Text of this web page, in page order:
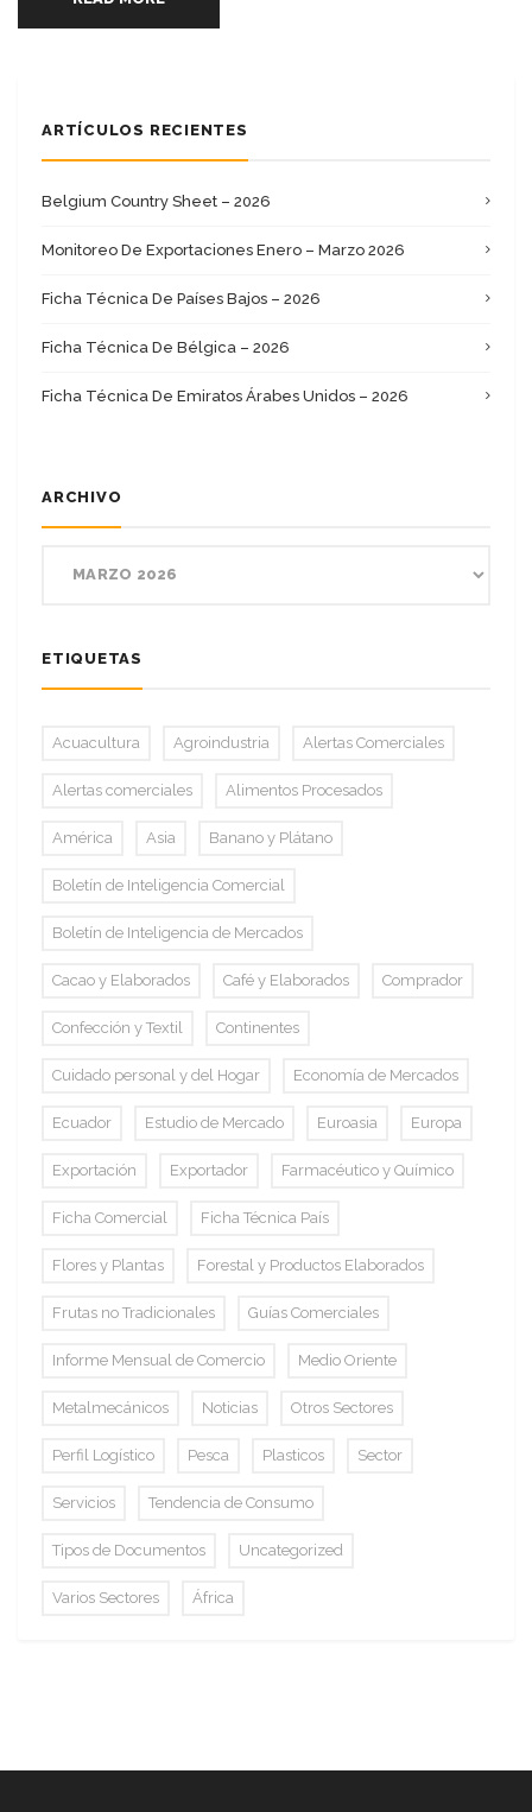
ARTÍCULOS RECIENTES
Belgium Country Sheet – 2026
Monitoreo De Exportaciones Enero – Marzo 2026
Ficha Técnica De Países Bajos – 2026
Ficha Técnica De Bélgica – 2026
Ficha Técnica De Emiratos Árabes Unidos – 2026
ARCHIVO
ETIQUETAS
Acuacultura Agroindustria Alertas Comerciales
Alertas comerciales Alimentos Procesados
América Asia Banano y Plátano
Boletín de Inteligencia Comercial
Boletín de Inteligencia de Mercados
Cacao y Elaborados Café y Elaborados Comprador
Confección y Textil Continentes
Cuidado personal y del Hogar Economía de Mercados
Ecuador Estudio de Mercado Euroasia Europa
Exportación Exportador Farmacéutico y Químico
Ficha Comercial Ficha Técnica País
Flores y Plantas Forestal y Productos Elaborados
Frutas no Tradicionales Guías Comerciales
Informe Mensual de Comercio Medio Oriente
Metalmecánicos Noticias Otros Sectores
Perfil Logístico Pesca Plasticos Sector
Servicios Tendencia de Consumo
Tipos de Documentos Uncategorized
Varios Sectores África